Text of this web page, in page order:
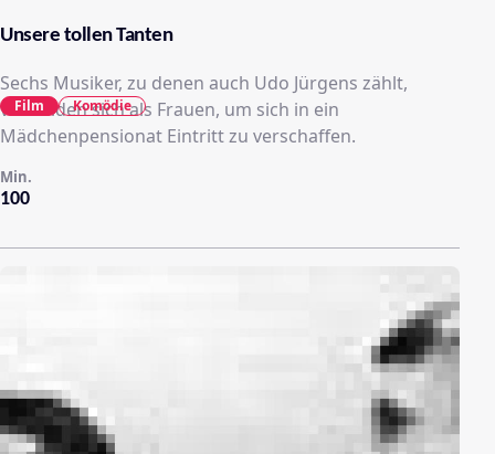
Unsere tollen Tanten
Sechs Musiker, zu denen auch Udo Jürgens zählt,
verkleiden sich als Frauen, um sich in ein
Mädchenpensionat Eintritt zu verschaffen.
100
Min.
Film Komödie